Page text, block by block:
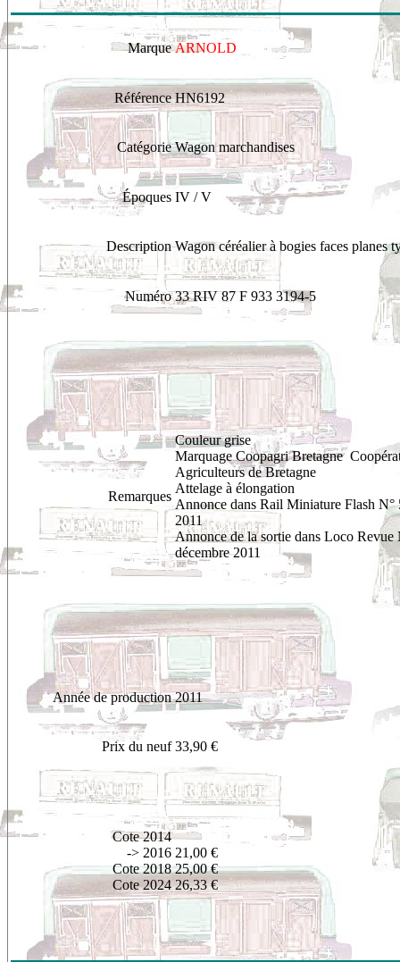
Marque ARNOLD
Référence HN6192
Catégorie Wagon marchandises
Époques IV / V
Description Wagon céréalier à bogies faces planes
Numéro 33 RIV 87 F 933 3194-5
Remarques
Couleur grise
Marquage Coopagri Bretagne
Agriculteurs de Bretagne
Attelage à élongation
Annonce dans Rail Miniature Flash N°
2011
Annonce de la sortie dans Loco Revue
décembre 2011
Année de production 2011
Prix du neuf 33,90 €
Cote 2014
-> 2016
Cote 2018
Cote 2024
21,00 €
25,00 €
26,33 €